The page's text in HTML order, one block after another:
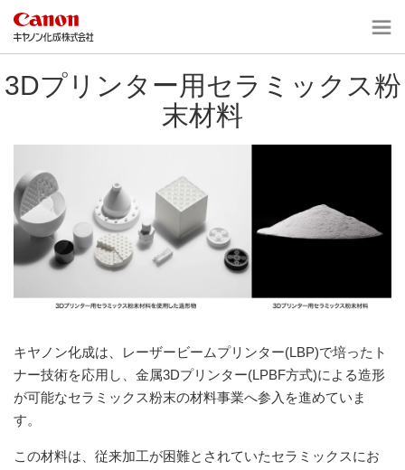
3Dプリンター用セラミックス粉
末材料
キヤノン化成は、レーザービームプリンター(LBP)で培ったト
ナー技術を応用し、金属3Dプリンター(LPBF方式)による造形
が可能なセラミックス粉末の材料事業へ参入を進めていま
す。
この材料は、従来加工が困難とされていたセラミックスにお